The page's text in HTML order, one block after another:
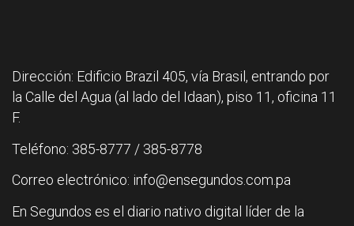
Dirección: Edificio Brazil 405, vía Brasil, entrando por
la Calle del Agua (al lado del Idaan), piso 11, oficina 11
F.
Teléfono: 385-8777 / 385-8778
Correo electrónico: info@ensegundos.com.pa
En Segundos es el diario nativo digital líder de la